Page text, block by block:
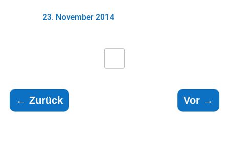
23. November 2014
←Zurück Vor→